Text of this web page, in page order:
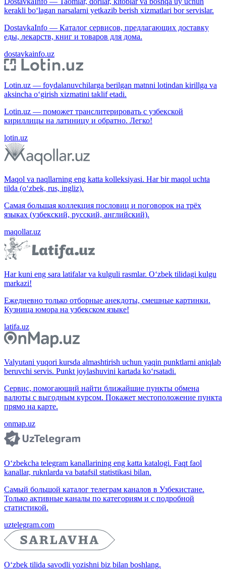
kerakli bo‘lagan narsalarni yetkazib berish xizmatlari bor servislar.
DostavkaInfo — Каталог сервисов, предлагающих доставку
еды, лекарств, книг и товаров для дома.
dostavkainfo.uz
Lotin.uz — foydalanuvchilarga berilgan matnni lotindan kirillga va
aksincha o‘girish xizmatini taklif etadi.
Lotin.uz — поможет транслитерировать с узбекской
кириллицы на латиницу и обратно. Легко!
lotin.uz
Maqol va naqllarning eng katta kolleksiyasi. Har bir maqol uchta
tilda (o‘zbek, rus, ingliz).
Самая большая коллекция пословиц и поговорок на трёх
языках (узбекский, русский, английский).
maqollar.uz
Har kuni eng sara latifalar va kulguli rasmlar. O‘zbek tilidagi kulgu
markazi!
Ежедневно только отборные анекдоты, смешные картинки.
Кузница юмора на узбекском языке!
latifa.uz
Valyutani yuqori kursda almashtirish uchun yaqin punktlarni aniqlab
beruvchi servis. Punkt joylashuvini kartada ko‘rsatadi.
Сервис, помогающий найти ближайшие пункты обмена
валюты с выгодным курсом. Покажет местоположение пункта
прямо на карте.
onmap.uz
O‘zbekcha telegram kanallarining eng katta katalogi. Faqt faol
kanallar, ruknlarda va batafsil statistikasi bilan.
Самый большой каталог телеграм каналов в Узбекистане.
Только активные каналы по категориям и с подробной
статистикой.
uztelegram.com
O‘zbek tilida savodli yozishni biz bilan boshlang.